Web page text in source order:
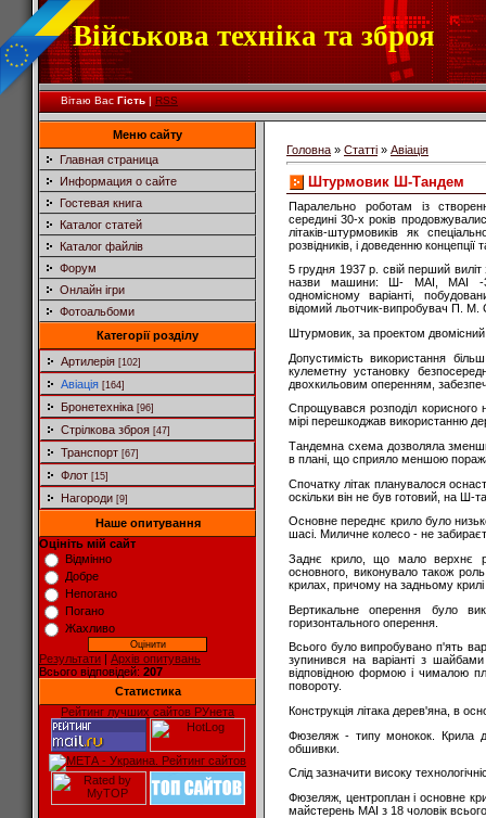
Військова техніка та зброя
Вітаю Вас Гість|RSS
Меню сайту
Главная страница
Информация о сайте
Гостевая книга
Каталог статей
Каталог файлів
Форум
Онлайн ігри
Фотоальбоми
Категорії розділу
Артилерія [102]
Авіація [164]
Бронетехніка [96]
Стрілкова зброя [47]
Транспорт [67]
Флот [15]
Нагороди [9]
Наше опитування
Оцініть мій сайт
Відмінно
Добре
Непогано
Погано
Жахливо
Результати | Архів опитувань
Всього відповідей: 207
Статистика
Рейтинг лучших сайтов РУнета
Головна » Статті » Авіація
Штурмовик Ш-Тандем
Паралельно роботам із
середині 30-х років
літаків-штурмовиків як
розвідників, і доведенню концепції
5 грудня 1937 р. свій перший
назви машини: Ш- МАІ, МАІ -
одномісному варіанті,
відомий льотчик-випробувач П. М.
Штурмовик, за проектом
Допустимість використання
кулеметну установку
двохкильовим оперенням,
Спрощувався розподіл
мірі перешкоджав використанню
Тандемна схема дозволяла
в плані, що сприяло меншою
Спочатку літак планувалося
оскільки він не був готовий, на
Основне переднє крило було
шасі. Миличне колесо - не
Заднє крило, що мало верхнє
основного, виконувало також
крилах, причому на задньому
Вертикальне оперення було
горизонтального оперення.
Всього було випробувано п'ять
зупинився на варіанті з
відповідною формою і чималою
повороту.
Конструкція літака дерев'яна, в
Фюзеляж - типу монокок. Крила
обшивки.
Слід зазначити високу
Фюзеляж, центроплан і основне
майстерень МАІ з 18 чоловік